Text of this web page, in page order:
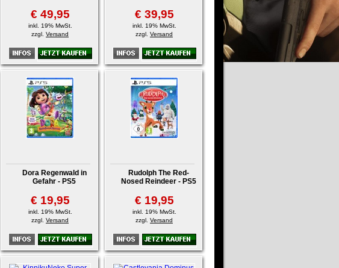
€ 49,95
inkl. 19% MwSt.
zzgl. Versand
€ 39,95
inkl. 19% MwSt.
zzgl. Versand
Dora Regenwald in
Gefahr - PS5
€ 19,95
inkl. 19% MwSt.
zzgl. Versand
Rudolph The Red-
Nosed Reindeer - PS5
€ 19,95
inkl. 19% MwSt.
zzgl. Versand